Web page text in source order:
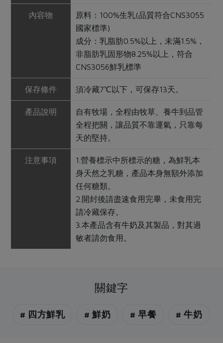
內容物
原料：100%生乳(品質符合CNS3055
國家標準)
成分：乳脂肪0.5%以上，未滿1.5%，
非脂肪乳固形物8.25%以上，符合
CNS3056鮮乳標準
保存條件 須冷藏7℃以下，可保存13天。
產品說明
自有牧場，全程由牧草、養牛到品管
全程把關，讓品質不靠運氣，只靠每
天的堅持。
注意事項
1.營養標示中所標示的糖，為鮮乳本
身天然之乳糖，產品本身無額外添加
任何糖類。
2.開封後請盡速食用完畢，未食用完
請冷藏保存。
3.本產品含有牛奶及其製品，對其過
敏者請勿食用。
關鍵字
# 四方鮮乳 # 鮮奶 # 早餐 # 牛奶